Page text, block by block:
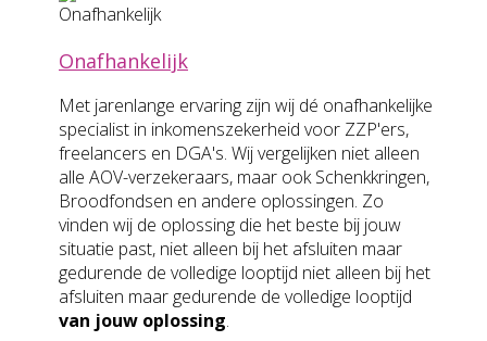
Onafhankelijk
Met jarenlange ervaring zijn wij dé onafhankelijke
specialist in inkomenszekerheid voor ZZP'ers,
freelancers en DGA's. Wij vergelijken niet alleen
alle AOV-verzekeraars, maar ook Schenkkringen,
Broodfondsen en andere oplossingen. Zo
vinden wij de oplossing die het beste bij jouw
situatie past, niet alleen bij het afsluiten maar
gedurende de volledige looptijd niet alleen bij het
afsluiten maar gedurende de volledige looptijd
van jouw oplossing.